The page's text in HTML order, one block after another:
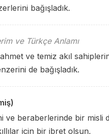
bağışladık.
ve Türkçe Anlamı
ve temiz akıl
de bağışladık.
ve beraberlerinde bir misli
için bir ibret olsun.